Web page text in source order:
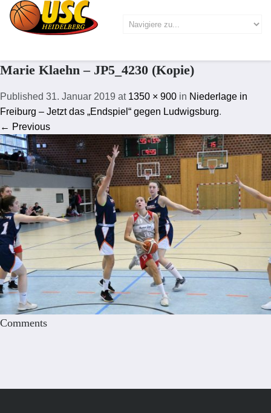
Marie Klaehn – JP5_4230 (Kopie)
Published 31. Januar 2019 at 1350 × 900 in Niederlage in
Freiburg – Jetzt das „Endspiel“ gegen Ludwigsburg.
← Previous
Comments